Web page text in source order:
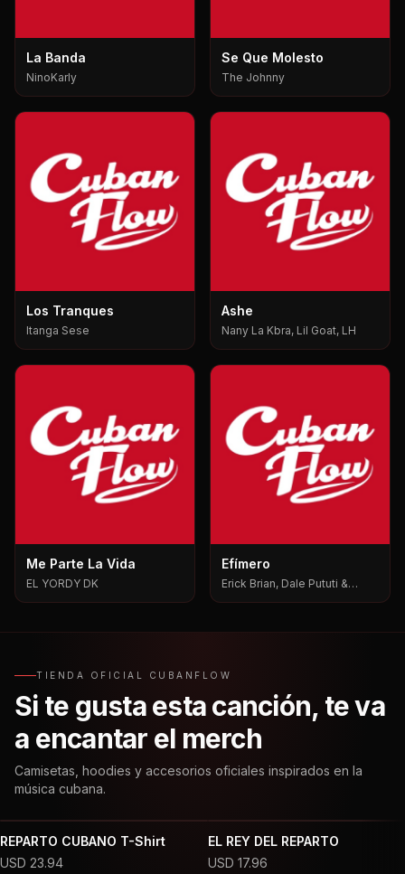
La Banda
NinoKarly
Se Que Molesto
The Johnny
Los Tranques
Itanga Sese
Ashe
Nany La Kbra, Lil Goat, LH
Me Parte La Vida
EL YORDY DK
Efímero
Erick Brian, Dale Pututi &
TIENDA OFICIAL CUBANFLOW
Si te gusta esta canción, te va
a encantar el merch
Camisetas, hoodies y accesorios oficiales inspirados en la
música cubana.
REPARTO CUBANO T-Shirt
USD 23.94
EL REY DEL REPARTO
USD 17.96